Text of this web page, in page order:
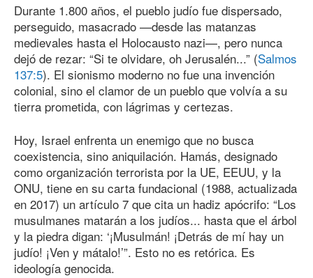
Durante 1.800 años, el pueblo judío fue dispersado,
perseguido, masacrado —desde las matanzas
medievales hasta el Holocausto nazi—, pero nunca
dejó de rezar: “Si te olvidare, oh Jerusalén...” (Salmos
137:5). El sionismo moderno no fue una invención
colonial, sino el clamor de un pueblo que volvía a su
tierra prometida, con lágrimas y certezas.
Hoy, Israel enfrenta un enemigo que no busca
coexistencia, sino aniquilación. Hamás, designado
como organización terrorista por la UE, EEUU, y la
ONU, tiene en su carta fundacional (1988, actualizada
en 2017) un artículo 7 que cita un hadiz apócrifo: “Los
musulmanes matarán a los judíos... hasta que el árbol
y la piedra digan: ‘¡Musulmán! ¡Detrás de mí hay un
judío! ¡Ven y mátalo!’”. Esto no es retórica. Es
ideología genocida.